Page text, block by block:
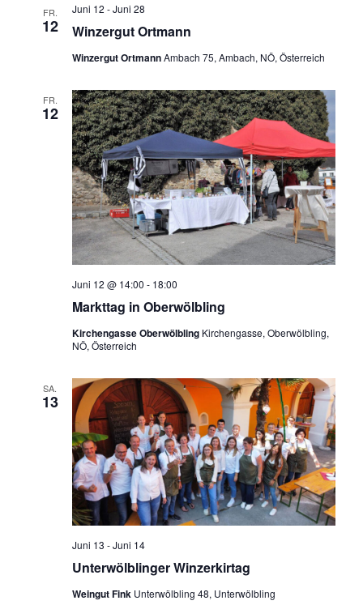
FR.
12 Winzergut Ortmann
Juni 12 -Juni 28
Winzergut OrtmannAmbach 75, Ambach, NÖ, Österreich
FR.
12
Markttag in Oberwölbling
Juni 12 @ 14:00 - 18:00
Kirchengasse Oberwölbling Kirchengasse, Oberwölbling,
NÖ, Österreich
SA.
13
Unterwölblinger Winzerkirtag
Juni 13 -Juni 14
Weingut Fink Unterwölbling 48, Unterwölbling